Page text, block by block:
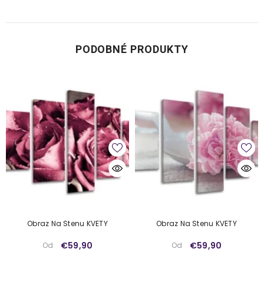
PODOBNÉ PRODUKTY
Obraz Na Stenu KVETY
Od €59,90
Obraz Na Stenu KVETY
Od €59,90